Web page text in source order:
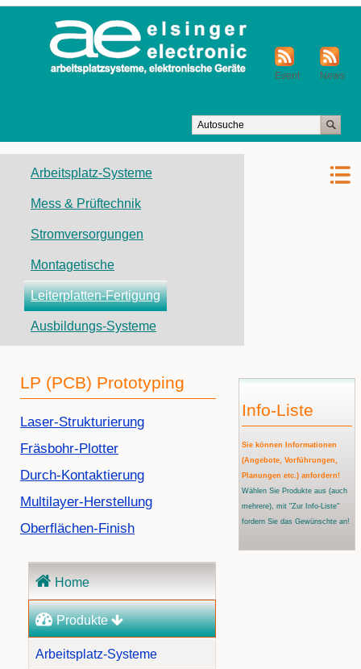
News
Event
überspringen
Arbeitsplatz-Systeme
Mess & Prüftechnik
Stromversorgungen
Montagetische
Leiterplatten-Fertigung
Ausbildungs-Systeme
LP (PCB) Prototyping
Navigation
überspringen
Laser-Strukturierung
Fräsbohr-Plotter
Durch-Kontaktierung
Multilayer-Herstellung
Oberflächen-Finish
überspringen
Home
Produkte
Arbeitsplatz-Systeme
Info-Liste
Sie können Informationen
(Angebote, Vorführungen,
Planungen etc.) anfordern!
Wählen Sie Produkte aus (auch
mehrere), mit "Zur Info-Liste"
fordern Sie das Gewünschte an!